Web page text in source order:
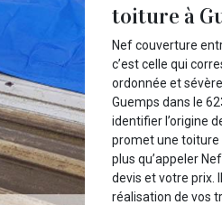
toiture à
Nef couverture
c’est celle qui
ordonnée et
Guemps dans le
identifier l’origine
promet une toiture
plus qu’appeler
devis et votre prix.
réalisation de vos